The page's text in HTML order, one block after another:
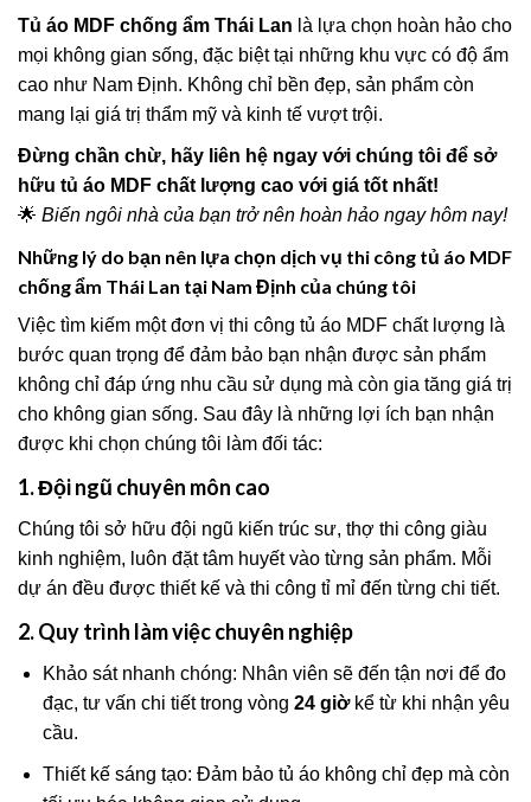
Tủ áo MDF chống ẩm Thái Lan là lựa chọn hoàn hảo cho
mọi không gian sống, đặc biệt tại những khu vực có độ ẩm
cao như Nam Định. Không chỉ bền đẹp, sản phẩm còn
mang lại giá trị thẩm mỹ và kinh tế vượt trội.
Đừng chần chừ, hãy liên hệ ngay với chúng tôi để sở
hữu tủ áo MDF chất lượng cao với giá tốt nhất!
🌟 Biến ngôi nhà của bạn trở nên hoàn hảo ngay hôm nay!
Những lý do bạn nên lựa chọn dịch vụ thi công tủ áo MDF
chống ẩm Thái Lan tại Nam Định của chúng tôi
Việc tìm kiếm một đơn vị thi công tủ áo MDF chất lượng là
bước quan trọng để đảm bảo bạn nhận được sản phẩm
không chỉ đáp ứng nhu cầu sử dụng mà còn gia tăng giá trị
cho không gian sống. Sau đây là những lợi ích bạn nhận
được khi chọn chúng tôi làm đối tác:
1. Đội ngũ chuyên môn cao
Chúng tôi sở hữu đội ngũ kiến trúc sư, thợ thi công giàu
kinh nghiệm, luôn đặt tâm huyết vào từng sản phẩm. Mỗi
dự án đều được thiết kế và thi công tỉ mỉ đến từng chi tiết.
2. Quy trình làm việc chuyên nghiệp
Khảo sát nhanh chóng: Nhân viên sẽ đến tận nơi để đo
đạc, tư vấn chi tiết trong vòng 24 giờkể từ khi nhận yêu
cầu.
Thiết kế sáng tạo: Đảm bảo tủ áo không chỉ đẹp mà còn